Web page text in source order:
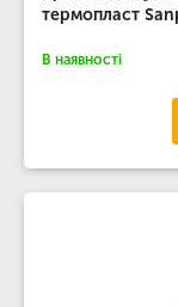
термопласт
В наявності